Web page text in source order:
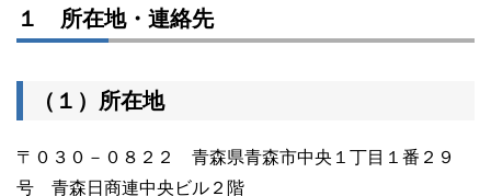
１ 所在地・連絡先
（１）所在地
〒０３０－０８２２ 青森県青森市中央１丁目１番２９
号 青森日商連中央ビル２階